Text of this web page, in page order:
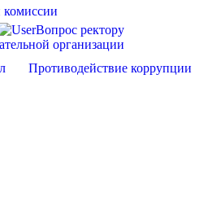
комиссии
Вопрос ректору
организации
Противодействие коррупции